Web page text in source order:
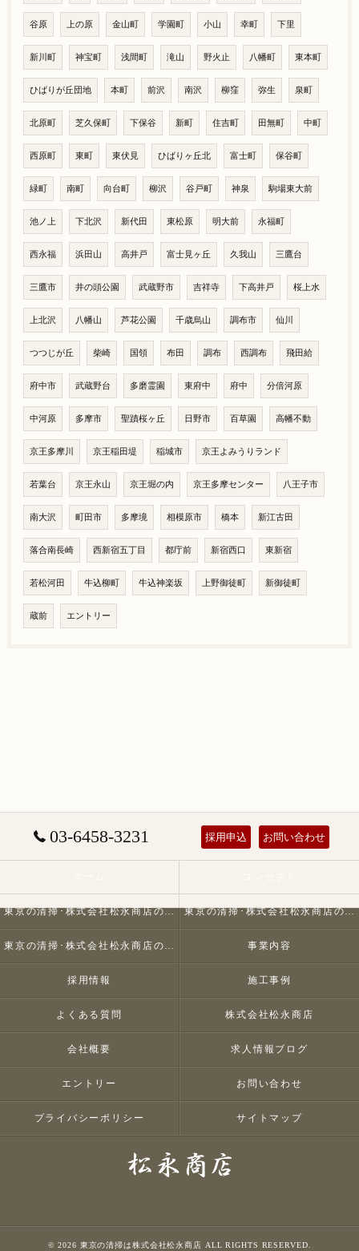
谷原 上の原 金山町 学園町 小山 幸町 下里
新川町 神宝町 浅間町 滝山 野火止 八幡町 東本町
ひばりが丘団地 本町 前沢 南沢 柳窪 弥生 泉町
北原町 芝久保町 下保谷 新町 住吉町 田無町 中町
西原町 東町 東伏見 ひばりヶ丘北 富士町 保谷町
緑町 南町 向台町 柳沢 谷戸町 神泉 駒場東大前
池ノ上 下北沢 新代田 東松原 明大前 永福町
西永福 浜田山 高井戸 富士見ヶ丘 久我山 三鷹台
三鷹市 井の頭公園 武蔵野市 吉祥寺 下高井戸 桜上水
上北沢 八幡山 芦花公園 千歳烏山 調布市 仙川
つつじが丘 柴崎 国領 布田 調布 西調布 飛田給
府中市 武蔵野台 多磨霊園 東府中 府中 分倍河原
中河原 多摩市 聖蹟桜ヶ丘 日野市 百草園 高幡不動
京王多摩川 京王稲田堤 稲城市 京王よみうりランド
若葉台 京王永山 京王堀の内 京王多摩センター 八王子市
南大沢 町田市 多摩境 相模原市 橋本 新江古田
落合南長崎 西新宿五丁目 都庁前 新宿西口 東新宿
若松河田 牛込柳町 牛込神楽坂 上野御徒町 新御徒町
蔵前 エントリー
03-6458-3231 採用申込 お問い合わせ
東京の清掃･株式会社松永商店の口コミ情報 東京の清掃･株式会社松永商店の評判
東京の清掃･株式会社松永商店のお客様の声 事業内容
採用情報 施工事例
よくある質問 株式会社松永商店
会社概要 求人情報ブログ
エントリー お問い合わせ
プライバシーポリシー サイトマップ
© 2026 東京の清掃は株式会社松永商店 ALL RIGHTS RESERVED.